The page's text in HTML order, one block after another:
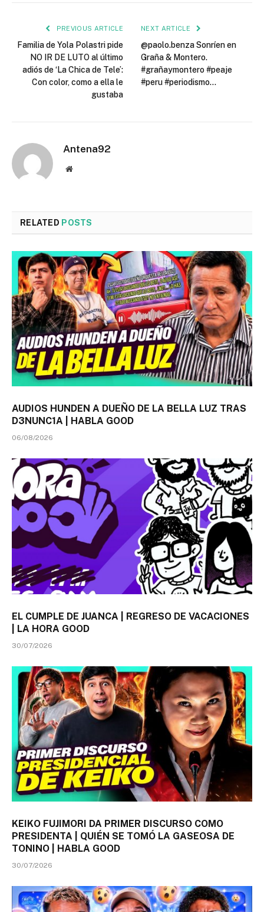
PREVIOUS ARTICLE
Familia de Yola Polastri pide
NO IR DE LUTO al último
adiós de ‘La Chica de Tele’:
Con color, como a ella le
gustaba
NEXT ARTICLE
@paolo.benza Sonríen en
Graña & Montero.
#grañaymontero #peaje
#peru #periodismo…
Antena92
Website
RELATED POSTS
AUDIOS HUNDEN A DUEÑO DE LA BELLA LUZ TRAS
D3NUNC1A | HABLA GOOD
06/08/2026
EL CUMPLE DE JUANCA | REGRESO DE VACACIONES
| LA HORA GOOD
30/07/2026
KEIKO FUJIMORI DA PRIMER DISCURSO COMO
PRESIDENTA | QUIÉN SE TOMÓ LA GASEOSA DE
TONINO | HABLA GOOD
30/07/2026